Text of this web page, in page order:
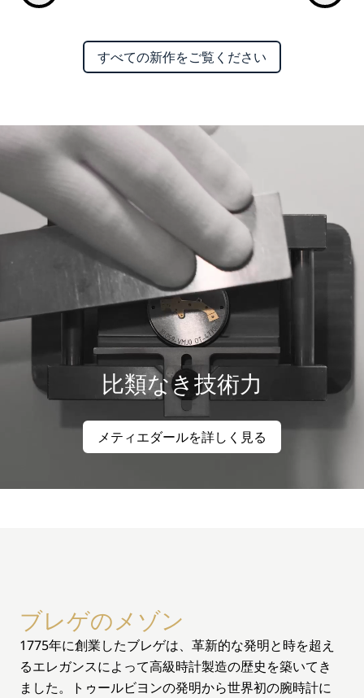
すべての新作をご覧ください
比類なき技術力
メティエダールを詳しく見る
ブレゲのメゾン
1775年に創業したブレゲは、革新的な発明と時を超え
るエレガンスによって高級時計製造の歴史を築いてき
ました。トゥールビヨンの発明から世界初の腕時計に